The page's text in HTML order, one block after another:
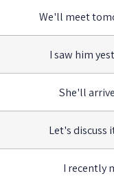
We'll meet
I saw him
She'll
Let's discuss
I recently